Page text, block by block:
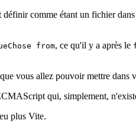
comme étant un fichier
from, ce qu'il y a après le
vous allez pouvoir mettre dans
qui, simplement,
plus Vite.